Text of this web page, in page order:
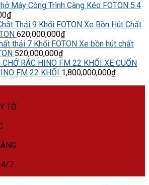
Máy Công Trình Càng Kéo FOTON 5.4
₫
Xe Bồn Hút Chất
620,000,000₫
Xe bồn hút chất
520,000,000₫
XE CUỐN
FM 22 KHỐI 1,800,000,000₫
TỜ
7